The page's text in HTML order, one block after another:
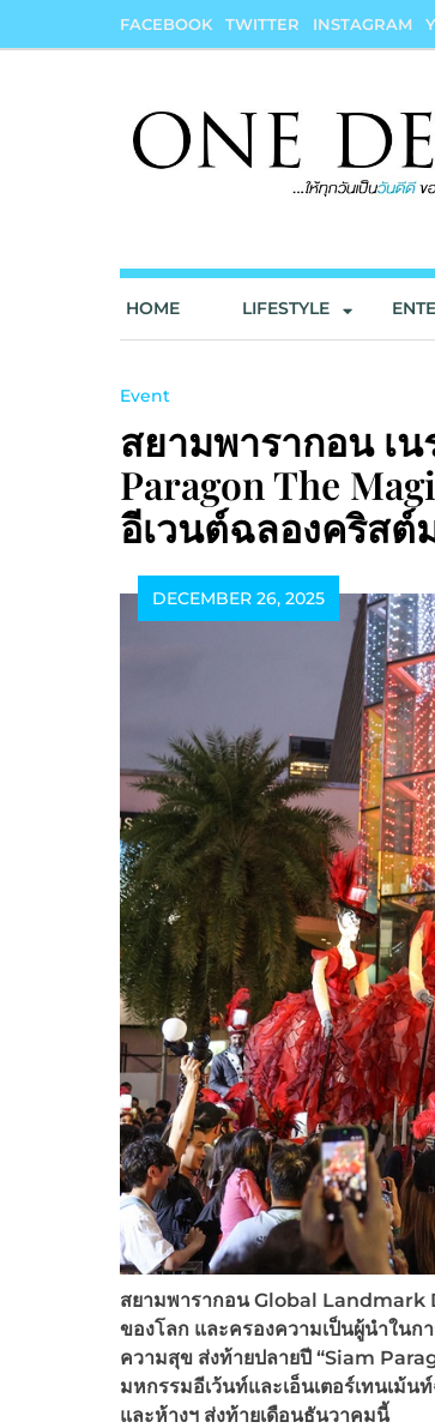
FACEBOOK TWITTER INSTAGRAM
HOME LIFESTYLE
Event
สยามพารากอน เ
Paragon The
อีเวนต์ฉลองคริส
DECEMBER 26, 2025
สยามพารากอนGlobal Landmark
ของโลก และครองความเป็นผู้นำใน
ความสุข ส่งท้ายปลายปี “Siam
มหกรรมอีเว้นท์และเอ็นเตอร์เทนเม้นท์
และห้างฯ ส่งท้ายเดือนธันวาคมนี้